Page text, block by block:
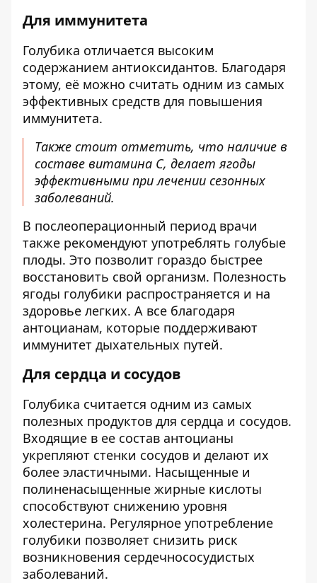
Для иммунитета
Голубика отличается высоким
содержанием антиоксидантов. Благодаря
этому, её можно считать одним из самых
эффективных средств для повышения
иммунитета.
Также стоит отметить, что наличие в
составе витамина С, делает ягоды
эффективными при лечении сезонных
заболеваний.
В послеоперационный период врачи
также рекомендуют употреблять голубые
плоды. Это позволит гораздо быстрее
восстановить свой организм. Полезность
ягоды голубики распространяется и на
здоровье легких. А все благодаря
антоцианам, которые поддерживают
иммунитет дыхательных путей.
Для сердца и сосудов
Голубика считается одним из самых
полезных продуктов для сердца и сосудов.
Входящие в ее состав антоцианы
укрепляют стенки сосудов и делают их
более эластичными. Насыщенные и
полиненасыщенные жирные кислоты
способствуют снижению уровня
холестерина. Регулярное употребление
голубики позволяет снизить риск
возникновения сердечнососудистых
заболеваний.